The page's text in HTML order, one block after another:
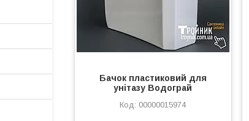
Бачок пластиковий для
унітазу Водограй
00000015974